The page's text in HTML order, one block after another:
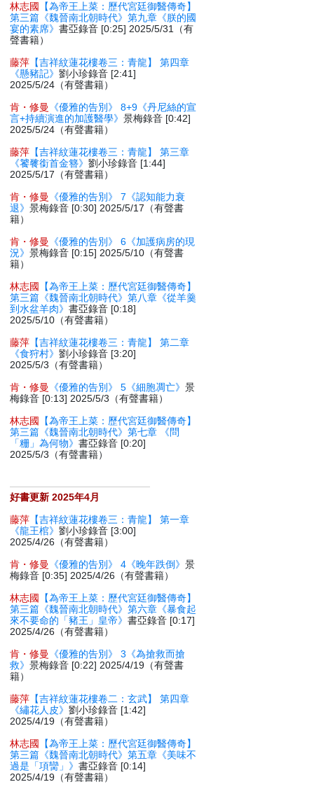
林志國
【為帝王上菜：歷代宮廷御醫傳奇】
第三篇《魏晉南北朝時代》第九章《朕的國
宴的素席》書亞錄音 [0:25] 2025/5/31（有
聲書籍）
藤萍 【吉祥紋蓮花樓卷三：青龍】 第四章
《懸豬記》劉小珍錄音 [2:41]
2025/5/24（有聲書籍）
肯・修曼
《優雅的告別》 8+9《丹尼絲的宣
言+持續演進的加護醫學》景梅錄音 [0:42]
2025/5/24（有聲書籍）
藤萍 【吉祥紋蓮花樓卷三：青龍】 第三章
《饕餮銜首金簪》劉小珍錄音 [1:44]
2025/5/17（有聲書籍）
肯・修曼
《優雅的告別》 7《認知能力衰
退》景梅錄音 [0:30] 2025/5/17（有聲書
籍）
肯・修曼
《優雅的告別》 6《加護病房的現
況》景梅錄音 [0:15] 2025/5/10（有聲書
籍）
林志國
【為帝王上菜：歷代宮廷御醫傳奇】
第三篇《魏晉南北朝時代》第八章《從羊羹
到水盆羊肉》書亞錄音 [0:18]
2025/5/10（有聲書籍）
藤萍 【吉祥紋蓮花樓卷三：青龍】 第二章
《食狩村》劉小珍錄音 [3:20]
2025/5/3（有聲書籍）
肯・修曼
《優雅的告別》 5《細胞凋亡》景
梅錄音 [0:13] 2025/5/3（有聲書籍）
林志國
【為帝王上菜：歷代宮廷御醫傳奇】
第三篇《魏晉南北朝時代》第七章 《問
「粣」為何物》書亞錄音 [0:20]
2025/5/3（有聲書籍）
好書更新 2025年4月
藤萍 【吉祥紋蓮花樓卷三：青龍】 第一章
《龍王棺》劉小珍錄音 [3:00]
2025/4/26（有聲書籍）
肯・修曼
《優雅的告別》 4《晚年跌倒》景
梅錄音 [0:35] 2025/4/26（有聲書籍）
林志國
【為帝王上菜：歷代宮廷御醫傳奇】
第三篇《魏晉南北朝時代》第六章《暴食起
來不要命的「豬王」皇帝》書亞錄音 [0:17]
2025/4/26（有聲書籍）
肯・修曼
《優雅的告別》 3《為搶救而搶
救》景梅錄音 [0:22] 2025/4/19（有聲書
籍）
藤萍 【吉祥紋蓮花樓卷二：玄武】 第四章
《繡花人皮》劉小珍錄音 [1:42]
2025/4/19（有聲書籍）
林志國
【為帝王上菜：歷代宮廷御醫傳奇】
第三篇《魏晉南北朝時代》第五章《美味不
過是「項臠」》書亞錄音 [0:14]
2025/4/19（有聲書籍）